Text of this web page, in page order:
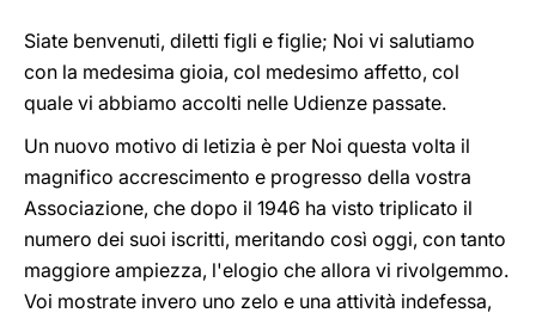
Siate benvenuti, diletti figli e figlie; Noi vi salutiamo
con la medesima gioia, col medesimo affetto, col
quale vi abbiamo accolti nelle Udienze passate.
Un nuovo motivo di letizia è per Noi questa volta il
magnifico accrescimento e progresso della vostra
Associazione, che dopo il 1946 ha visto triplicato il
numero dei suoi iscritti, meritando così oggi, con tanto
maggiore ampiezza, l'elogio che allora vi rivolgemmo.
Voi mostrate invero uno zelo e una attività indefessa,